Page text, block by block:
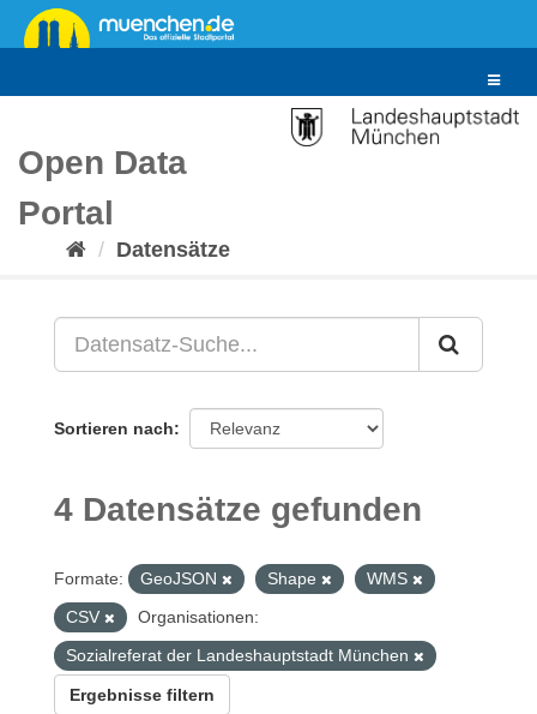
Überspringen
zum
Toggle
Open Data
Portal
Datensätze
Sortieren nach
4 Datensätze gefunden
Formate: GeoJSON Shape
WMS
CSV
Organisationen:
Sozialreferat der Landeshauptstadt München
Ergebnisse filtern